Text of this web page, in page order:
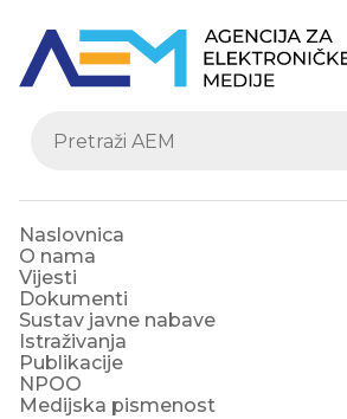
Naslovnica
O nama
Vijesti
Dokumenti
Sustav javne nabave
Istraživanja
Publikacije
NPOO
Medijska pismenost